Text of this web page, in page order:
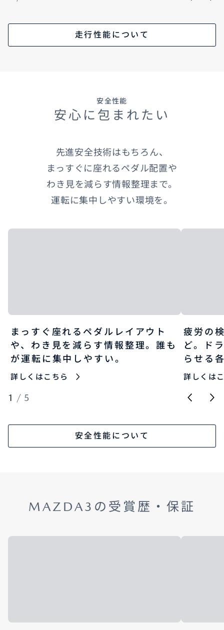
走行性能について
安全性能
安心に包まれたい
先進安全技術はもちろん、
まっすぐに座れるペダル配置や
わき見を減らす情報整理まで。
運転に集中しやすい環境を。​
まっすぐ座れるペダルレイアウト
や、わき見を減らす情報整理。誰も
が運転に集中しやすい。
詳しくはこちら
疲労の
ど。ド
らせる
詳しくは
1 / 5
安全性能について
MAZDA3の受賞歴・保証